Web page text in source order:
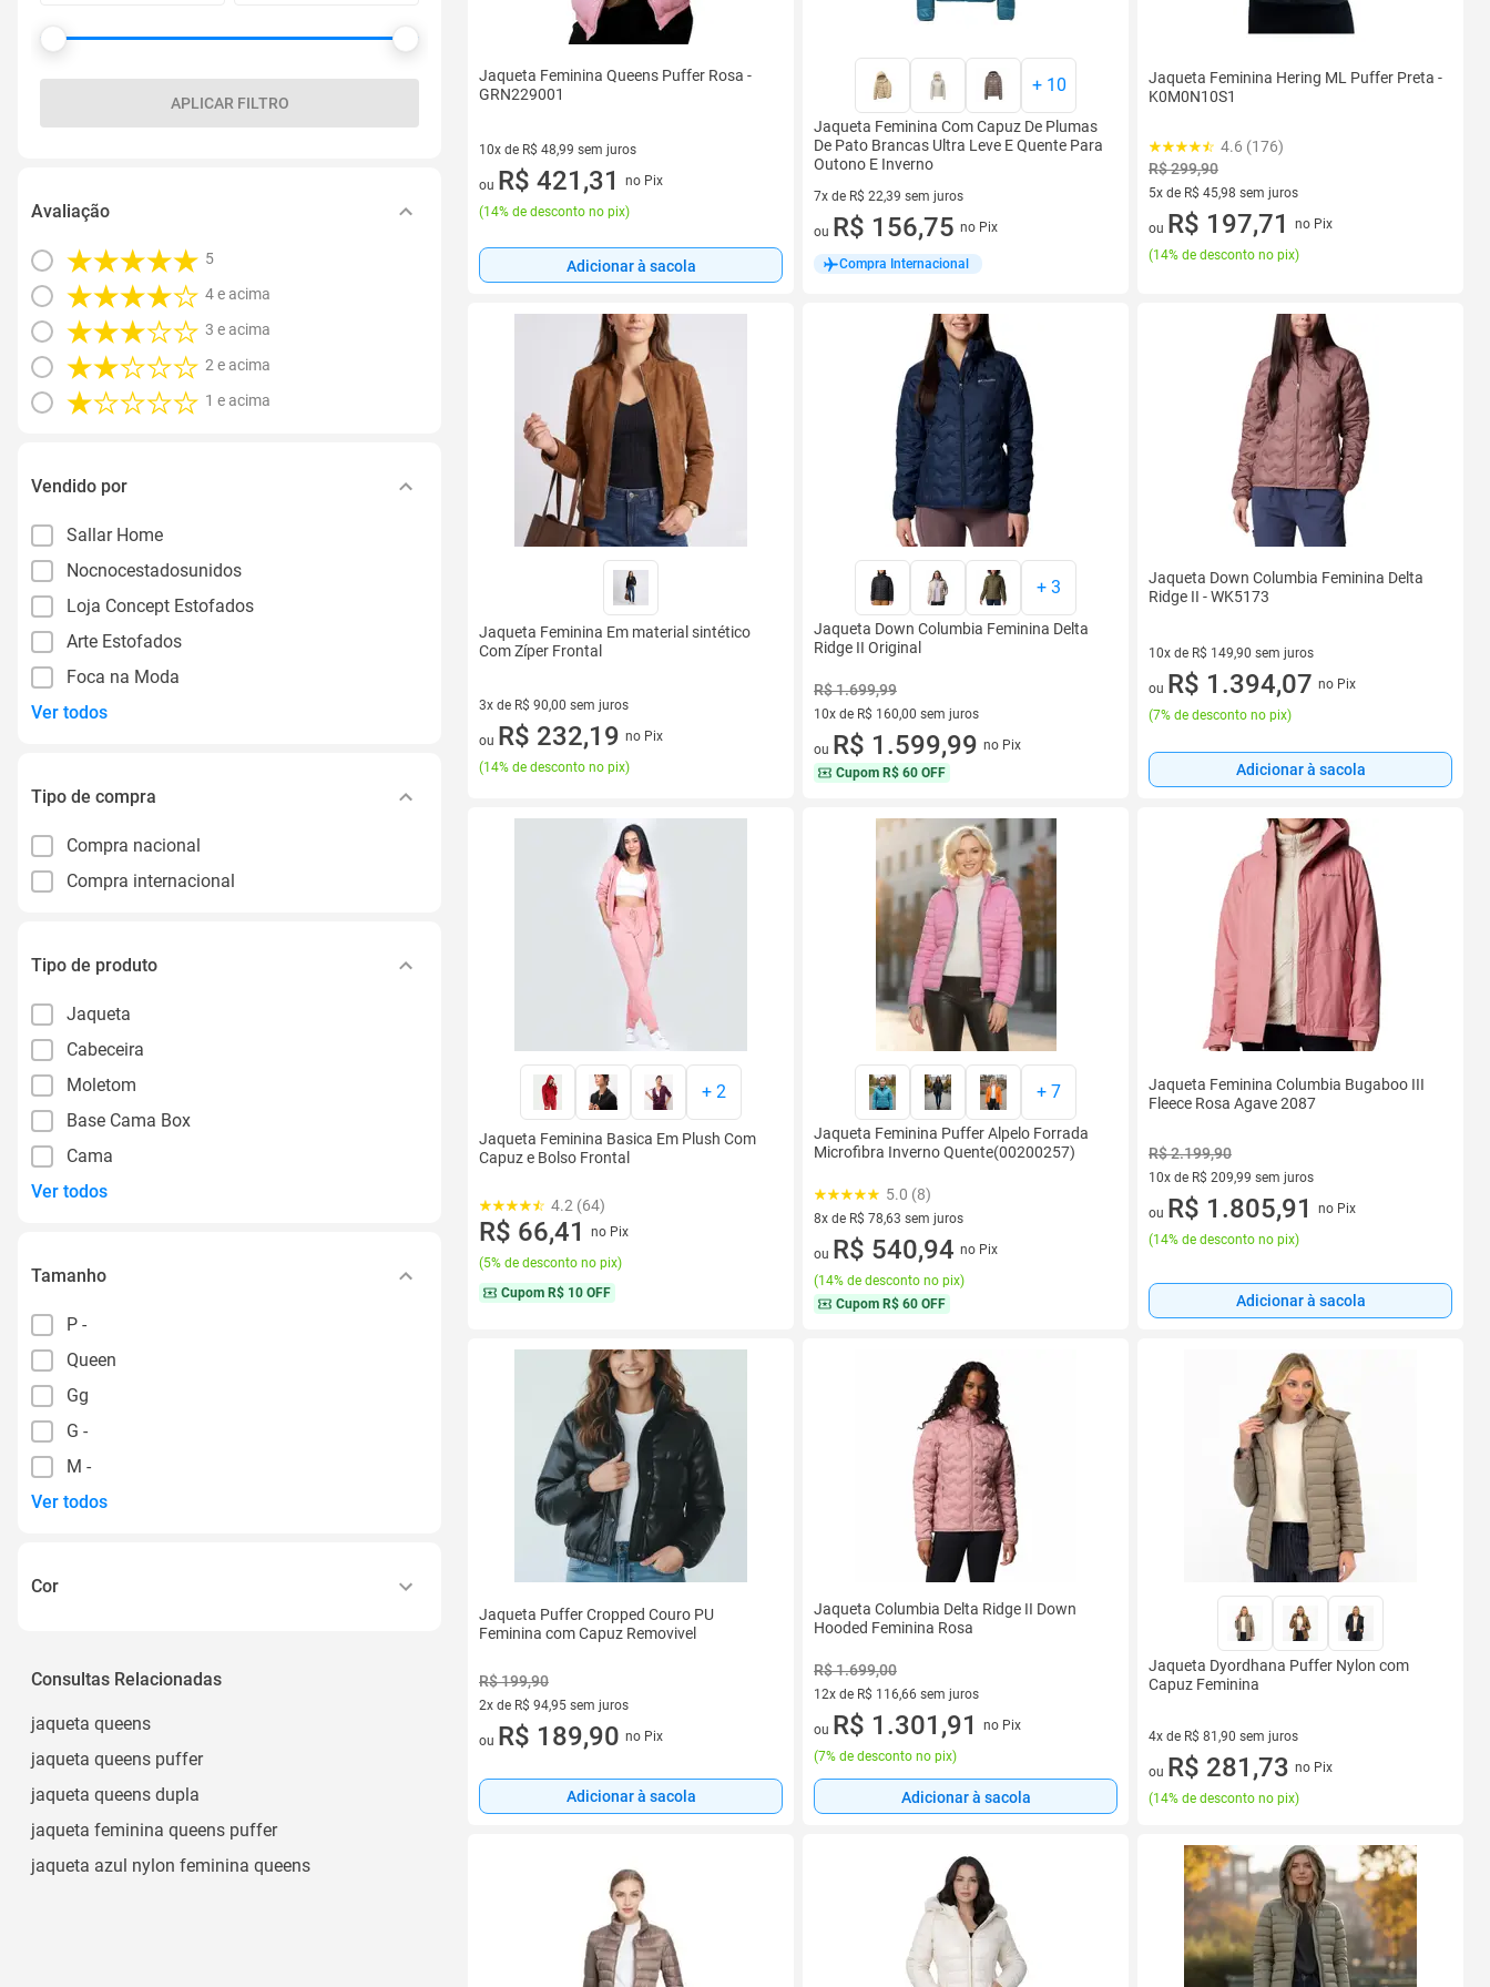
APLICAR FILTRO
Avaliação
5
4 e acima
3 e acima
2 e acima
1 e acima
Vendido por
Sallar Home
Nocnocestadosunidos
Loja Concept Estofados
Arte Estofados
Foca na Moda
Ver todos
Tipo de compra
Compra nacional
Compra internacional
Tipo de produto
Jaqueta
Cabeceira
Moletom
Base Cama Box
Cama
Ver todos
Tamanho
P -
Queen
Gg
G -
M -
Ver todos
Cor
Cinza
Consultas Relacionadas
jaqueta queens
jaqueta queens puffer
jaqueta queens dupla
jaqueta feminina queens puffer
jaqueta azul nylon feminina queens
Jaqueta Feminina Queens Puffer Rosa -
GRN229001
10x de R$ 48,99 sem juros
10 vez de R$ 48,99 sem juros
ou R$ 421,31
no Pix
(14% de desconto no pix)
Adicionar à sacola
+ 10
Jaqueta Feminina Com Capuz De Plumas
De Pato Brancas Ultra Leve E Quente Para
Outono E Inverno
7x de R$ 22,39 sem juros
7 vez de R$ 22,39 sem juros
ou R$ 156,75 no Pix
Compra Internacional
Jaqueta Feminina Hering ML Puffer Preta -
K0M0N10S1
4.6 (176)
R$ 299,90
5x de R$ 45,98 sem juros
5 vez de R$ 45,98 sem juros
ou R$ 197,71
no Pix
(14% de desconto no pix)
Jaqueta Feminina Em material sintético
Com Zíper Frontal
3x de R$ 90,00 sem juros
3 vez de R$ 90,00 sem juros
ou R$ 232,19 no Pix
(14% de desconto no pix)
+ 3
Jaqueta Down Columbia Feminina Delta
Ridge II Original
R$ 1.699,99
10x de R$ 160,00 sem juros
10 vez de R$ 160,00 sem juros
ou R$ 1.599,99 no Pix
Cupom R$ 60 OFF
Jaqueta Down Columbia Feminina Delta
Ridge II - WK5173
10x de R$ 149,90 sem juros
10 vez de R$ 149,90 sem juros
ou R$ 1.394,07 no Pix
(7% de desconto no pix)
Adicionar à sacola
+ 2
Jaqueta Feminina Basica Em Plush Com
Capuz e Bolso Frontal
4.2 (64)
R$ 66,41
no Pix
(5% de desconto no pix)
Cupom R$ 10 OFF
+ 7
Jaqueta Feminina Puffer Alpelo Forrada
Microfibra Inverno Quente(00200257)
5.0 (8)
8x de R$ 78,63 sem juros
8 vez de R$ 78,63 sem juros
ou R$ 540,94 no Pix
(14% de desconto no pix)
Cupom R$ 60 OFF
Jaqueta Feminina Columbia Bugaboo III
Fleece Rosa Agave 2087
R$ 2.199,90
10x de R$ 209,99 sem juros
10 vez de R$ 209,99 sem juros
ou R$ 1.805,91
no Pix
(14% de desconto no pix)
Adicionar à sacola
Jaqueta Puffer Cropped Couro PU
Feminina com Capuz Removivel
R$ 199,90
2x de R$ 94,95 sem juros
2 vez de R$ 94,95 sem juros
ou R$ 189,90 no Pix
Adicionar à sacola
Jaqueta Columbia Delta Ridge II Down
Hooded Feminina Rosa
R$ 1.699,00
12x de R$ 116,66 sem juros
12 vez de R$ 116,66 sem juros
ou R$ 1.301,91
no Pix
(7% de desconto no pix)
Adicionar à sacola
Jaqueta Dyordhana Puffer Nylon com
Capuz Feminina
4x de R$ 81,90 sem juros
4 vez de R$ 81,90 sem juros
ou R$ 281,73 no Pix
(14% de desconto no pix)